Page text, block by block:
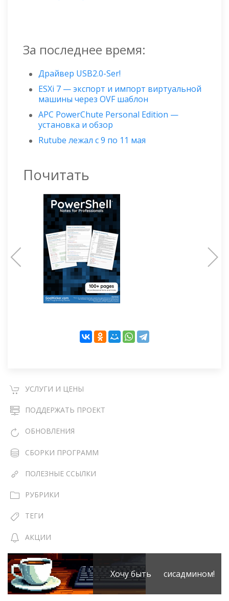
За последнее время:
Драйвер USB2.0-Ser!
ESXi 7 — экспорт и импорт виртуальной
машины через OVF шаблон
APC PowerChute Personal Edition —
установка и обзор
Rutube лежал с 9 по 11 мая
Почитать
УСЛУГИ И ЦЕНЫ
ПОДДЕРЖАТЬ ПРОЕКТ
ОБНОВЛЕНИЯ
СБОРКИ ПРОГРАММ
ПОЛЕЗНЫЕ ССЫЛКИ
РУБРИКИ
ТЕГИ
АКЦИИ
Хочу быть сисадмином!